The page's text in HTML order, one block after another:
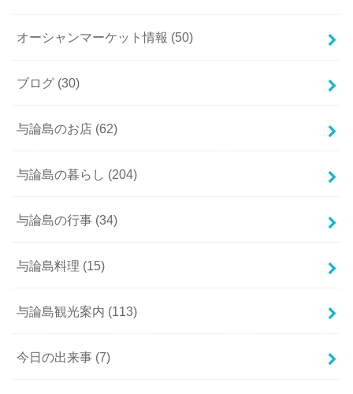
オーシャンマーケット情報 (50)
ブログ (30)
与論島のお店 (62)
与論島の暮らし (204)
与論島の行事 (34)
与論島料理 (15)
与論島観光案内 (113)
今日の出来事 (7)